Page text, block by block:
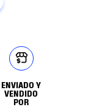
ENVIADO Y
VENDIDO
POR